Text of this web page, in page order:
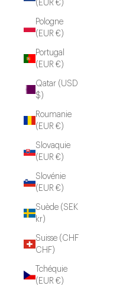
(EUR €)
Pologne
(EUR €)
Portugal
(EUR €)
Qatar (USD
$)
Roumanie
(EUR €)
Slovaquie
(EUR €)
Slovénie
(EUR €)
Suède (SEK
kr)
Suisse (CHF
CHF)
Tchéquie
(EUR €)